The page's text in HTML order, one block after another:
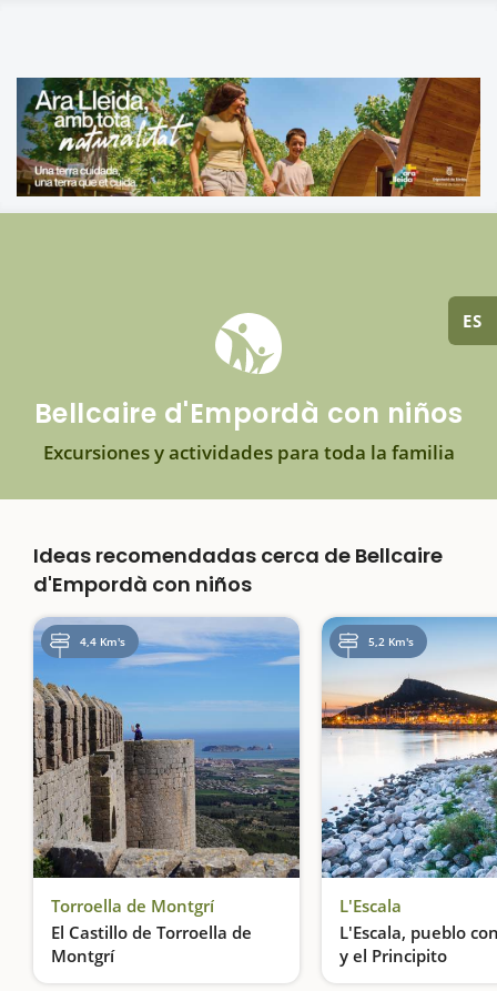
ES
Bellcaire d'Empordà con niños
Excursiones y actividades para toda la familia
Ideas recomendadas cerca de Bellcaire
d'Empordà con niños
4,4 Km's
Torroella de Montgrí
El Castillo de Torroella de
Montgrí
Un castillo con más de 700 años de historia
5,2 Km's
L'Escala
L'Escala, pueblo
y el Principito